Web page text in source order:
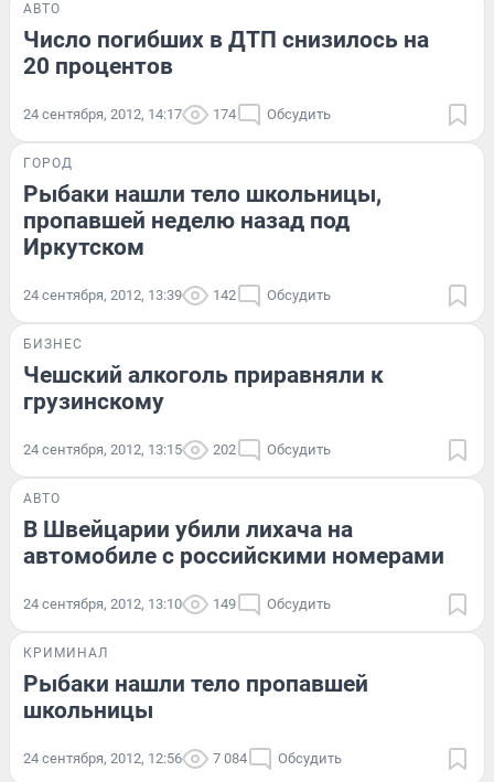
АВТО
Число погибших в ДТП снизилось на
20 процентов
24 сентября, 2012, 14:17 174 Обсудить
ГОРОД
Рыбаки нашли тело школьницы,
пропавшей неделю назад под
Иркутском
24 сентября, 2012, 13:39 142 Обсудить
БИЗНЕС
Чешский алкоголь приравняли к
грузинскому
24 сентября, 2012, 13:15 202 Обсудить
АВТО
В Швейцарии убили лихача на
автомобиле с российскими номерами
24 сентября, 2012, 13:10 149 Обсудить
КРИМИНАЛ
Рыбаки нашли тело пропавшей
школьницы
24 сентября, 2012, 12:56 7 084 Обсудить